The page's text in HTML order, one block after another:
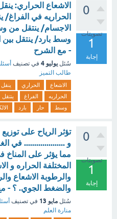
0
تصويتات
1
إجابة
الاشعاع الحراري:
الحراريه في الفراغ/
الاجسام/ ينتقل من
وسط بارد/ ينتقل بين
- مع الشرح
سُئل يوليو 4 في تصنيف
طالب التميز
الاشعاع الحراري ينقل
الحراريه
الفراغ ينتقل
وسط
حار بارد
0
تصويتات
1
إجابة
تؤثر الرياح على
و .................... في
مما يؤثر على المناخ
المختلفة الحراره و
والرطوبة الاشعاع
والضغط الجوي. ؟ -
سُئل مايو 13 في تصنيف
منارة العلم